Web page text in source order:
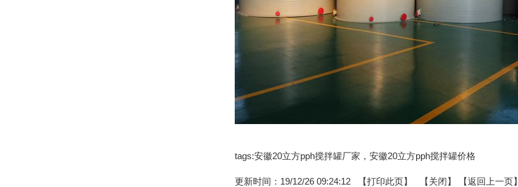
tags:安徽20立方pph搅拌罐厂家，安徽20立方pph搅拌罐价格
更新时间：19/12/26 09:24:12 【打印此页】 【关闭】 【返回上一页】